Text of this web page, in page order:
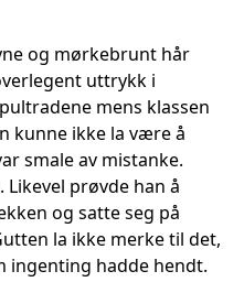
og mørkebrunt hår
uttrykk i
mens klassen
kunne ikke la være å
smale av mistanke.
prøvde han å
og satte seg på
la ikke merke til det,
ingenting hadde hendt.